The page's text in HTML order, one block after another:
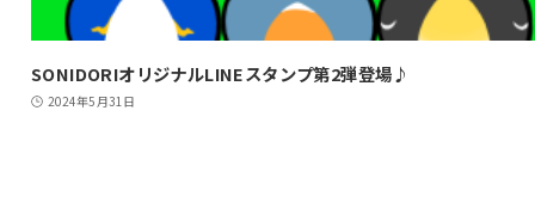
SONIDORIオリジナルLINEスタンプ第2弾登場♪
2024年5月31日